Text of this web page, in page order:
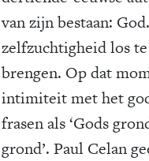
van zijn bestaan:
zelfzuchtigheid los
brengen. Op dat
intimiteit met het
frasen als ‘Gods
grond’. Paul Celan